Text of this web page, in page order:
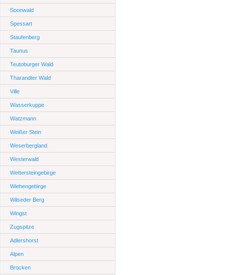
Soonwald
Spessart
Staufenberg
Taunus
Teutoburger Wald
Tharandter Wald
Ville
Wasserkuppe
Watzmann
Weißer Stein
Weserbergland
Westerwald
Wettersteingebirge
Wiehengebirge
Wilseder Berg
Wingst
Zugspitze
Adlershorst
Alpen
Brocken